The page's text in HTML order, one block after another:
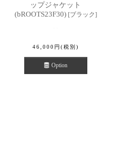
ップジャケット
(bROOTS23F30) [ブラック]
46,000 円 (税別)
Option